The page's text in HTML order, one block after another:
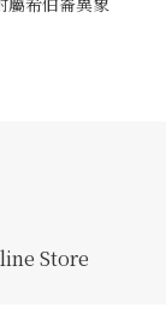
Store